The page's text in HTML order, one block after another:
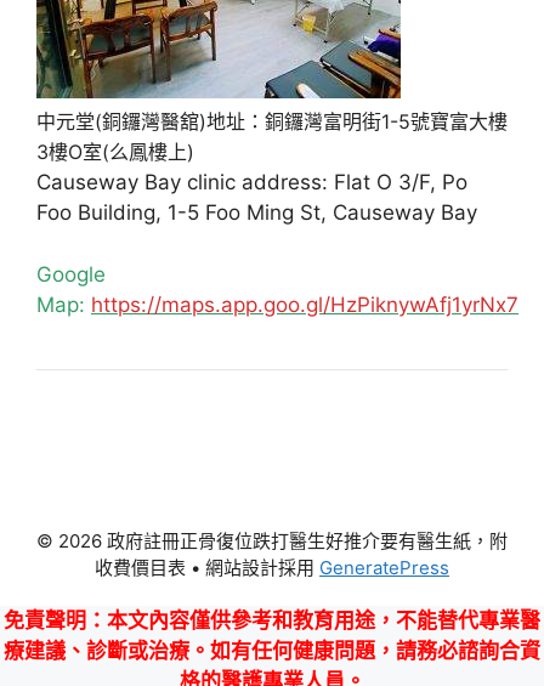
中元堂(銅鑼灣醫舘)地址：銅鑼灣富明街1-5號寶富大樓
3樓O室(么鳳樓上)
Causeway Bay clinic address: Flat O 3/F, Po
Foo Building, 1-5 Foo Ming St, Causeway Bay
Google
Map: https://maps.app.goo.gl/HzPiknywAfj1yrNx7
© 2026 政府註冊正骨復位跌打醫生好推介要有醫生紙，附
收費價目表 • 網站設計採用 GeneratePress
免責聲明 ：本文內容僅供參考和教育用途，不能替代專業醫
療建議、診斷或治療。如有任何健康問題，請務必諮詢合資
格的醫護專業人員。